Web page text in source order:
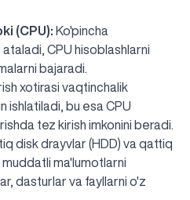
(CPU): Ko'pincha
CPU hisoblashlarni
bajaradi.
xotirasi vaqtinchalik
ishlatiladi, bu esa CPU
tez kirish imkonini beradi.
disk drayvlar (HDD) va qattiq
ma'lumotlarni
dasturlar va fayllarni o'z